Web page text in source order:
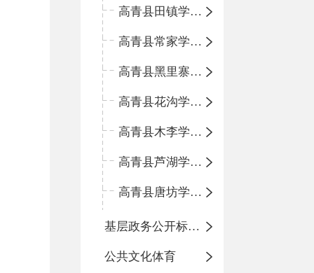
高青县田镇学区中心小学
高青县常家学区中心小学
高青县黑里寨学区中心小学
高青县花沟学区中心小学
高青县木李学区中心小学
高青县芦湖学区中心小学
高青县唐坊学区中心小学
基层政务公开标准化规范化
公共文化体育